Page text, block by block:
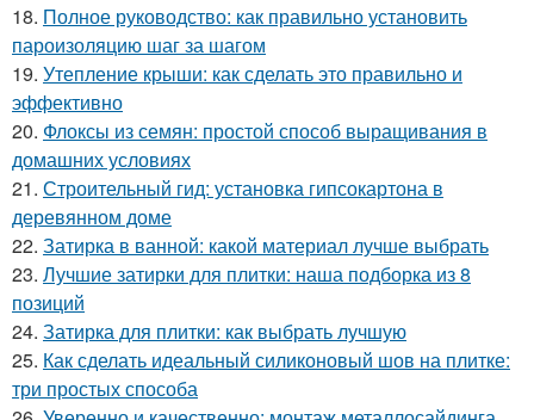
18. Полное руководство: как правильно установить
пароизоляцию шаг за шагом
19. Утепление крыши: как сделать это правильно и
эффективно
20. Флоксы из семян: простой способ выращивания в
домашних условиях
21. Строительный гид: установка гипсокартона в
деревянном доме
22. Затирка в ванной: какой материал лучше выбрать
23. Лучшие затирки для плитки: наша подборка из 8
позиций
24. Затирка для плитки: как выбрать лучшую
25. Как сделать идеальный силиконовый шов на плитке:
три простых способа